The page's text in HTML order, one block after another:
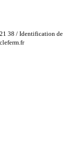
38 / Identification de